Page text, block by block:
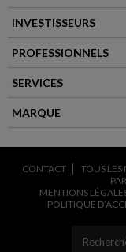
INVESTISSEURS
PROFESSIONNELS
SERVICES
MARQUE
CONTACT TOUS
MENTIONS
POLITIQUE